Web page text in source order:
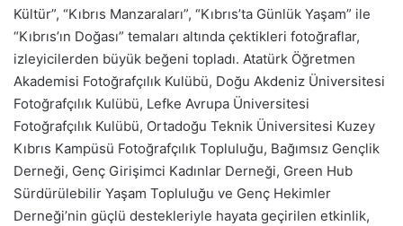
Kültür”, “Kıbrıs Manzaraları”, “Kıbrıs’ta Günlük Yaşam” ile
“Kıbrıs’ın Doğası” temaları altında çektikleri fotoğraflar,
izleyicilerden büyük beğeni topladı. Atatürk Öğretmen
Akademisi Fotoğrafçılık Kulübü, Doğu Akdeniz Üniversitesi
Fotoğrafçılık Kulübü, Lefke Avrupa Üniversitesi
Fotoğrafçılık Kulübü, Ortadoğu Teknik Üniversitesi Kuzey
Kıbrıs Kampüsü Fotoğrafçılık Topluluğu, Bağımsız Gençlik
Derneği, Genç Girişimci Kadınlar Derneği, Green Hub
Sürdürülebilir Yaşam Topluluğu ve Genç Hekimler
Derneği’nin güçlü destekleriyle hayata geçirilen etkinlik,